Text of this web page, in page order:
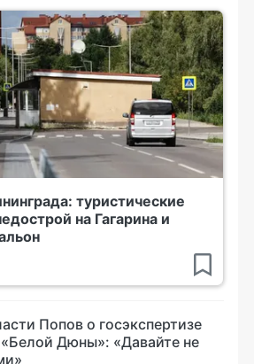
туристические
на Гагарина и
Попов о госэкспертизе
Дюны»: «Давайте не